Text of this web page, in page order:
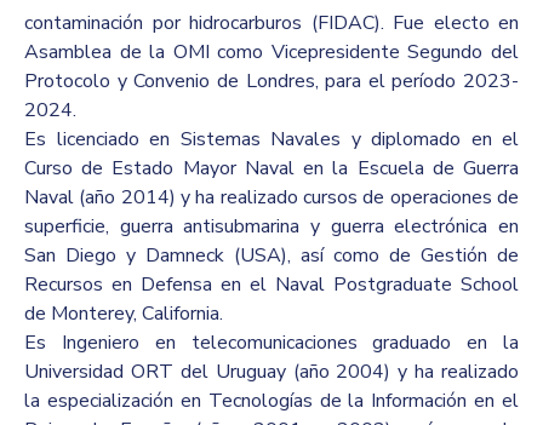
contaminación por hidrocarburos (FIDAC). Fue electo en
Asamblea de la OMI como Vicepresidente Segundo del
Protocolo y Convenio de Londres, para el período 2023-
2024.
Es licenciado en Sistemas Navales y diplomado en el
Curso de Estado Mayor Naval en la Escuela de Guerra
Naval (año 2014) y ha realizado cursos de operaciones de
superficie, guerra antisubmarina y guerra electrónica en
San Diego y Damneck (USA), así como de Gestión de
Recursos en Defensa en el Naval Postgraduate School
de Monterey, California.
Es Ingeniero en telecomunicaciones graduado en la
Universidad ORT del Uruguay (año 2004) y ha realizado
la especialización en Tecnologías de la Información en el